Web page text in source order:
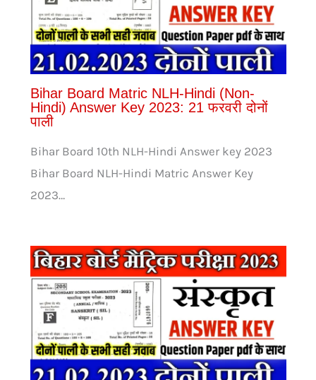
Bihar Board Matric NLH-Hindi (Non-
Hindi) Answer Key 2023: 21 फरवरी दोनों
पाली
Bihar Board 10th NLH-Hindi Answer key 2023
Bihar Board NLH-Hindi Matric Answer Key
2023…